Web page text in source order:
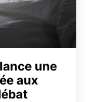
une
aux